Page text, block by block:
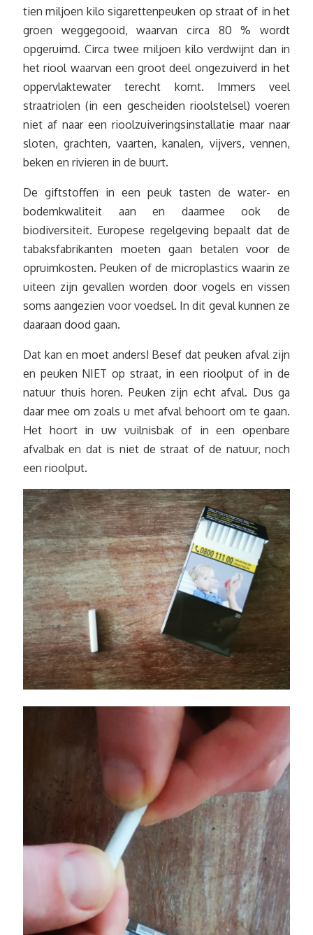
tien miljoen kilo sigarettenpeuken op straat of in het
groen weggegooid, waarvan circa 80 % wordt
opgeruimd. Circa twee miljoen kilo verdwijnt dan in
het riool waarvan een groot deel ongezuiverd in het
oppervlaktewater terecht komt. Immers veel
straatriolen (in een gescheiden rioolstelsel) voeren
niet af naar een rioolzuiveringsinstallatie maar naar
sloten, grachten, vaarten, kanalen, vijvers, vennen,
beken en rivieren in de buurt.
De giftstoffen in een peuk tasten de water- en
bodemkwaliteit aan en daarmee ook de
biodiversiteit. Europese regelgeving bepaalt dat de
tabaksfabrikanten moeten gaan betalen voor de
opruimkosten. Peuken of de microplastics waarin ze
uiteen zijn gevallen worden door vogels en vissen
soms aangezien voor voedsel. In dit geval kunnen ze
daaraan dood gaan.
Dat kan en moet anders! Besef dat peuken afval zijn
en peuken NIET op straat, in een rioolput of in de
natuur thuis horen. Peuken zijn echt afval. Dus ga
daar mee om zoals u met afval behoort om te gaan.
Het hoort in uw vuilnisbak of in een openbare
afvalbak en dat is niet de straat of de natuur, noch
een rioolput.